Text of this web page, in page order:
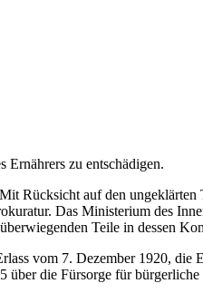
zu entschädigen.
Rücksicht auf den ungeklärten
Das Ministerium des
Teile in dessen
vom 7. Dezember 1920, die
die Fürsorge für bürgerliche